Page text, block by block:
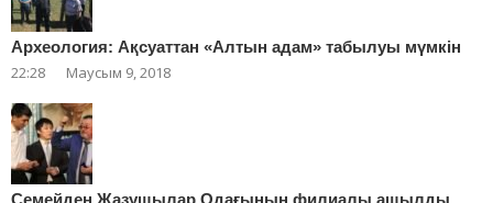
Археология: Ақсуаттан «Алтын адам» табылуы мүмкін
22:28 Маусым 9, 2018